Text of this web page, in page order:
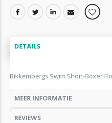
DETAILS
Bikkembergs Swim Short-Boxer
MEER INFORMATIE
REVIEWS